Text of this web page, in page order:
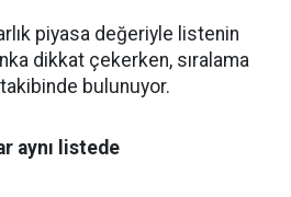
piyasa değeriyle listenin
dikkat çekerken, sıralama
takibinde bulunuyor.
aynı listede